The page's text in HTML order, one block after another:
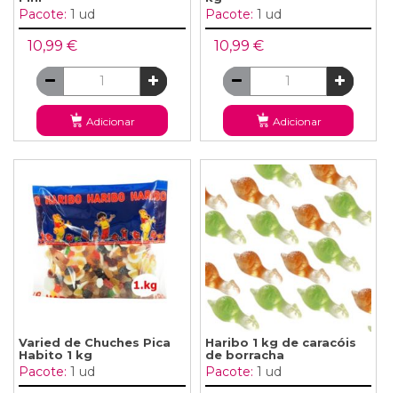
Pacote: 1 ud
10,99 €
Adicionar
Pacote: 1 ud
10,99 €
Adicionar
Varied de Chuches Pica
Habito 1 kg
Pacote: 1 ud
Haribo 1 kg de caracóis
de borracha
Pacote: 1 ud